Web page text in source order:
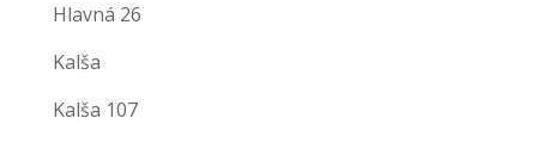
Hlavná 26
Kalša
Kalša 107